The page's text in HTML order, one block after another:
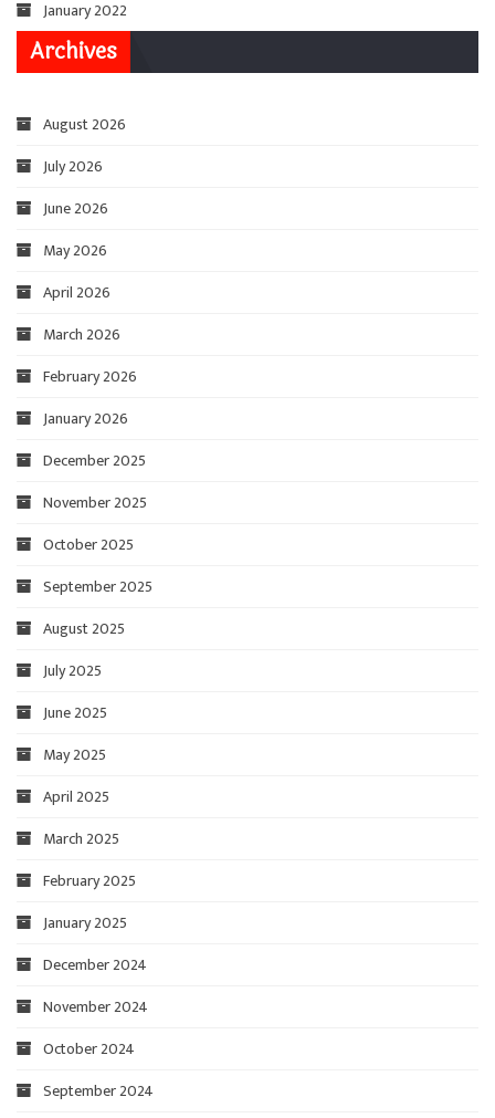
January 2022
Archives
August 2026
July 2026
June 2026
May 2026
April 2026
March 2026
February 2026
January 2026
December 2025
November 2025
October 2025
September 2025
August 2025
July 2025
June 2025
May 2025
April 2025
March 2025
February 2025
January 2025
December 2024
November 2024
October 2024
September 2024